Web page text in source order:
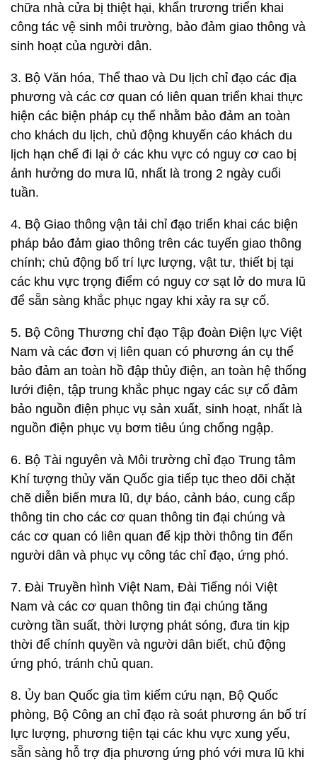
chữa nhà cửa bị thiệt hại, khẩn trương triển khai
công tác vệ sinh môi trường, bảo đảm giao thông và
sinh hoạt của người dân.
3. Bộ Văn hóa, Thể thao và Du lịch chỉ đạo các địa
phương và các cơ quan có liên quan triển khai thực
hiện các biện pháp cụ thể nhằm bảo đảm an toàn
cho khách du lịch, chủ động khuyến cáo khách du
lịch hạn chế đi lại ở các khu vực có nguy cơ cao bị
ảnh hưởng do mưa lũ, nhất là trong 2 ngày cuối
tuần.
4. Bộ Giao thông vận tải chỉ đạo triển khai các biện
pháp bảo đảm giao thông trên các tuyến giao thông
chính; chủ động bố trí lực lượng, vật tư, thiết bị tại
các khu vực trọng điểm có nguy cơ sạt lở do mưa lũ
để sẵn sàng khắc phục ngay khi xảy ra sự cố.
5. Bộ Công Thương chỉ đạo Tập đoàn Điện lực Việt
Nam và các đơn vị liên quan có phương án cụ thể
bảo đảm an toàn hồ đập thủy điện, an toàn hệ thống
lưới điện, tập trung khắc phục ngay các sự cố đảm
bảo nguồn điện phục vụ sản xuất, sinh hoạt, nhất là
nguồn điện phục vụ bơm tiêu úng chống ngập.
6. Bộ Tài nguyên và Môi trường chỉ đạo Trung tâm
Khí tượng thủy văn Quốc gia tiếp tục theo dõi chặt
chẽ diễn biến mưa lũ, dự báo, cảnh báo, cung cấp
thông tin cho các cơ quan thông tin đại chúng và
các cơ quan có liên quan để kịp thời thông tin đến
người dân và phục vụ công tác chỉ đạo, ứng phó.
7. Đài Truyền hình Việt Nam, Đài Tiếng nói Việt
Nam và các cơ quan thông tin đại chúng tăng
cường tần suất, thời lượng phát sóng, đưa tin kịp
thời để chính quyền và người dân biết, chủ động
ứng phó, tránh chủ quan.
8. Ủy ban Quốc gia tìm kiếm cứu nạn, Bộ Quốc
phòng, Bộ Công an chỉ đạo rà soát phương án bố trí
lực lượng, phương tiện tại các khu vực xung yếu,
sẵn sàng hỗ trợ địa phương ứng phó với mưa lũ khi